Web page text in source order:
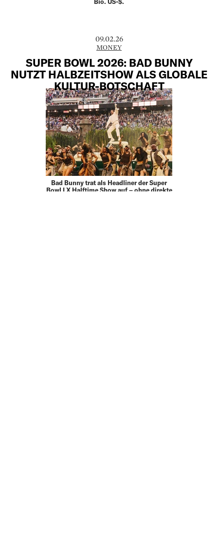
09.02.26
MONEY
SUPER BOWL 2026: BAD BUNNY
NUTZT HALBZEITSHOW ALS GLOBALE
KULTUR-BOTSCHAFT
Bad Bunny trat als Headliner der Super
Bowl LX Halftime Show auf – ohne direkte